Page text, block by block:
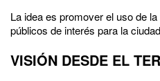
La idea es promover el uso de
públicos de interés para la
VISIÓN DESDE EL